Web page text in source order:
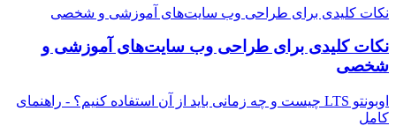
نکات کلیدی برای طراحی وب سایت‌های آموزشی و شخصی
نکات کلیدی برای طراحی وب سایت‌های آموزشی و
شخصی
اوبونتو LTS چیست و چه زمانی باید از آن استفاده کنیم؟ - راهنمای
کامل